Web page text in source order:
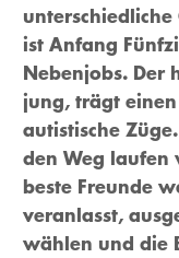
ist Anfang
Nebenjobs. Der
jung, trägt
autistische
den Weg laufen
beste Freunde
veranlasst,
wählen und die